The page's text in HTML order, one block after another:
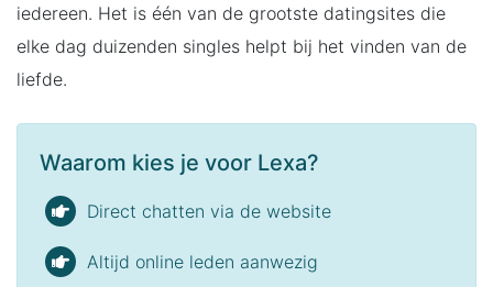
iedereen. Het is één van de grootste datingsites die
elke dag duizenden singles helpt bij het vinden van de
liefde.
Waarom kies je voor Lexa?
Direct chatten via de website
Altijd online leden aanwezig